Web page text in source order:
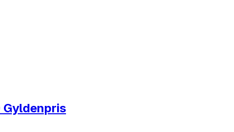
Gyldenpris